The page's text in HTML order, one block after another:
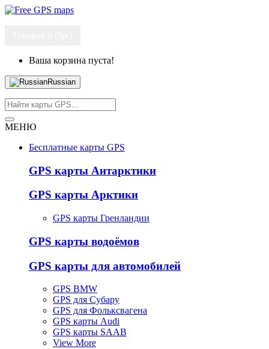
Ваша корзина пуста!
Russian
МЕНЮ
Бесплатные карты GPS
GPS карты Антарктики
GPS карты Арктики
GPS карты Гренландии
GPS карты водоёмов
GPS карты для автомобилей
GPS BMW
GPS для Субару
GPS для Фольксвагена
GPS карты Audi
GPS карты SAAB
View More